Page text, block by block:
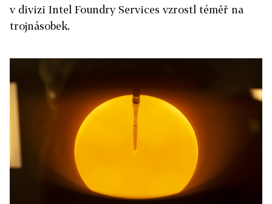
v divizi Intel Foundry Services vzrostl téměř na
trojnásobek.